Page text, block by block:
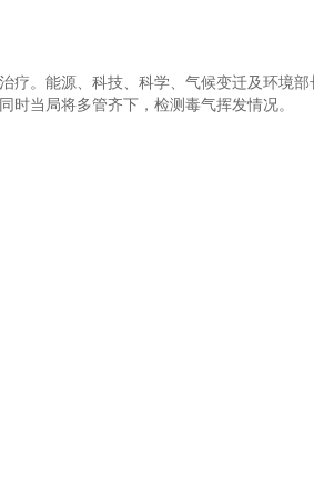
疗。能源、科技、科学、气候变迁及环境部
当局将多管齐下，检测毒气挥发情况。